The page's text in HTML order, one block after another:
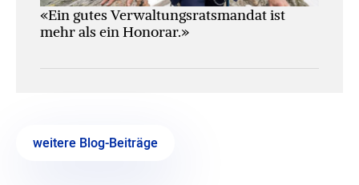
«Ein gutes Verwaltungs­ratsmandat ist
mehr als ein Honorar.»
weitere Blog-Beiträge